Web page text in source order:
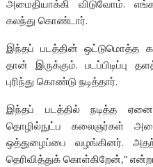
அமைதியாக்கி விடுவோம்.
கலந்து கொண்டார்.
இந்தப் படத்தின் ஒட்டுமொத்த
தான் இருக்கும்.
புரிந்து கொண்டு நடித்தார்.
இந்தப் படத்தில் நடித்த
தொழில்நுட்ப கலைஞர்கள்
ஒத்துழைப்பை வழங்கினர்.
தெரிவித்துக் கொள்கிறேன்,”